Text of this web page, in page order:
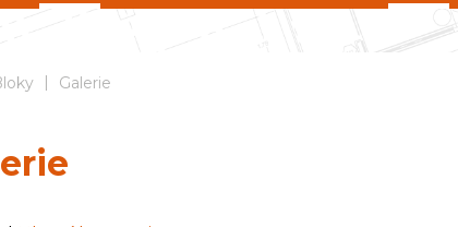
průmyslová škola stavební akademika Stanislava Bechyně
| Galerie